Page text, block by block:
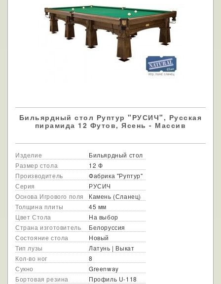
Бильярдный стол Руптур "РУСИЧ", Русская
пирамида 12 Футов, Ясень - Массив
Изделие
Бильярдный стол
Размер стола
12 Ф
Производитель
Фабрика "Руптур"
Серия
РУСИЧ
Основа Игрового поля
Камень (Сланец)
Толщина плиты
45 мм
Цвет Стола
На выбор
Страна изготовитель
Белоруссия
Состояние стола
Новый
Тип лузы
Латунь | Выкат
Кол-во ног
8
Сукно
Greenway
Бортовая резина
Профиль U-118